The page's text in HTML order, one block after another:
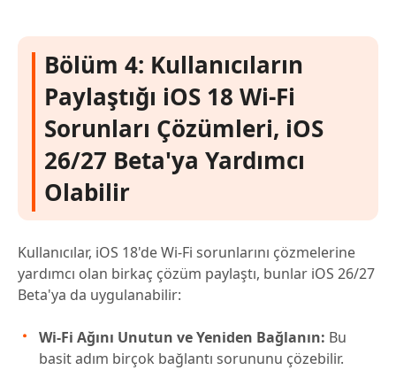
Bölüm 4: Kullanıcıların
Paylaştığı iOS 18 Wi-Fi
Sorunları Çözümleri, iOS
26/27 Beta'ya Yardımcı
Olabilir
Kullanıcılar, iOS 18'de Wi-Fi sorunlarını çözmelerine
yardımcı olan birkaç çözüm paylaştı, bunlar iOS 26/27
Beta'ya da uygulanabilir:
Wi-Fi Ağını Unutun ve Yeniden Bağlanın: Bu
basit adım birçok bağlantı sorununu çözebilir.